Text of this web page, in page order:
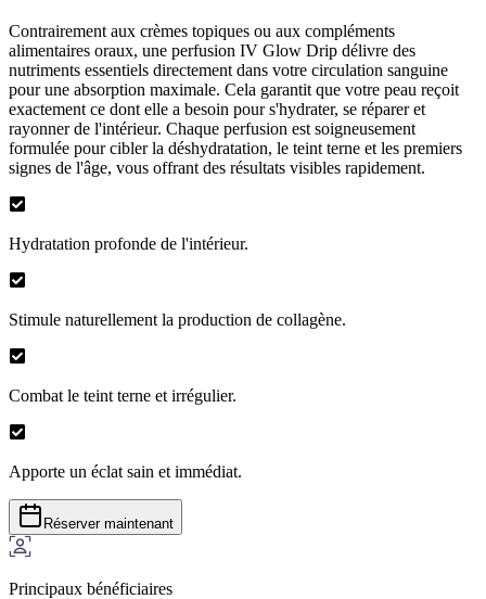
Contrairement aux crèmes topiques ou aux compléments
alimentaires oraux, une perfusion IV Glow Drip délivre des
nutriments essentiels directement dans votre circulation sanguine
pour une absorption maximale. Cela garantit que votre peau reçoit
exactement ce dont elle a besoin pour s'hydrater, se réparer et
rayonner de l'intérieur. Chaque perfusion est soigneusement
formulée pour cibler la déshydratation, le teint terne et les premiers
signes de l'âge, vous offrant des résultats visibles rapidement.
Hydratation profonde de l'intérieur.
Stimule naturellement la production de collagène.
Combat le teint terne et irrégulier.
Apporte un éclat sain et immédiat.
Réserver maintenant
Principaux bénéficiaires